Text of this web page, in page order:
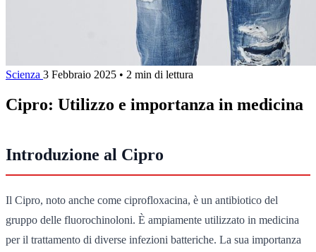
Scienza 3 Febbraio 2025 • 2 min di lettura
Cipro: Utilizzo e importanza in medicina
Introduzione al Cipro
Il Cipro, noto anche come ciprofloxacina, è un antibiotico del
gruppo delle fluorochinoloni. È ampiamente utilizzato in medicina
per il trattamento di diverse infezioni batteriche. La sua importanza